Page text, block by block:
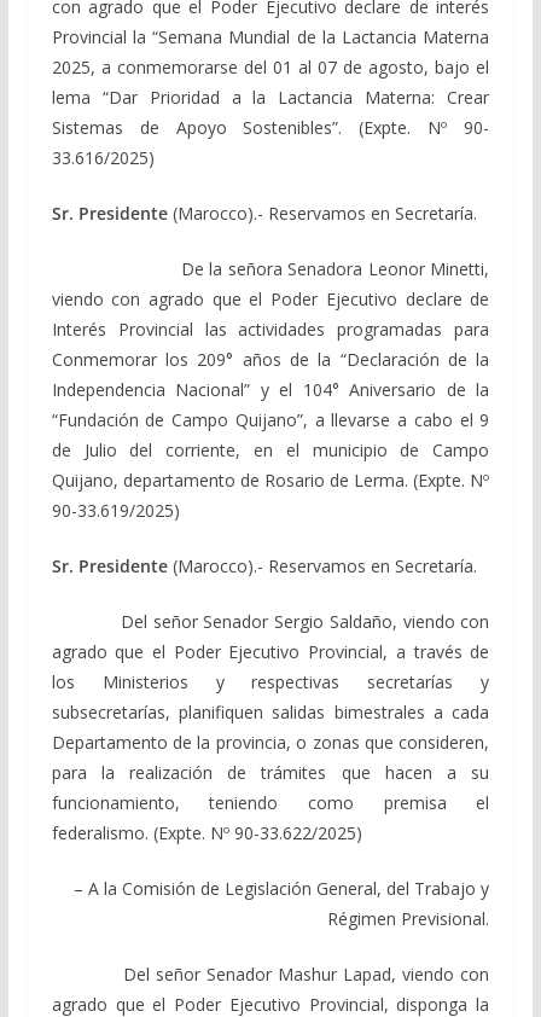
con agrado que el Poder Ejecutivo declare de interés
Provincial la “Semana Mundial de la Lactancia Materna
2025, a conmemorarse del 01 al 07 de agosto, bajo el
lema “Dar Prioridad a la Lactancia Materna: Crear
Sistemas de Apoyo Sostenibles”. (Expte. Nº 90-
33.616/2025)
Sr. Presidente(Marocco).- Reservamos en Secretaría.
De la señora Senadora Leonor Minetti,
viendo con agrado que el Poder Ejecutivo declare de
Interés Provincial las actividades programadas para
Conmemorar los 209° años de la “Declaración de la
Independencia Nacional” y el 104° Aniversario de la
“Fundación de Campo Quijano”, a llevarse a cabo el 9
de Julio del corriente, en el municipio de Campo
Quijano, departamento de Rosario de Lerma. (Expte. Nº
90-33.619/2025)
Sr. Presidente(Marocco).- Reservamos en Secretaría.
Del señor Senador Sergio Saldaño, viendo con
agrado que el Poder Ejecutivo Provincial, a través de
los Ministerios y respectivas secretarías y
subsecretarías, planifiquen salidas bimestrales a cada
Departamento de la provincia, o zonas que consideren,
para la realización de trámites que hacen a su
funcionamiento, teniendo como premisa el
federalismo. (Expte. Nº 90-33.622/2025)
– A la Comisión de Legislación General, del Trabajo y
Régimen Previsional.
Del señor Senador Mashur Lapad, viendo con
agrado que el Poder Ejecutivo Provincial, disponga la